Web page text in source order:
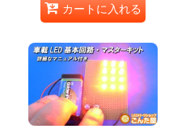
カートに入れる